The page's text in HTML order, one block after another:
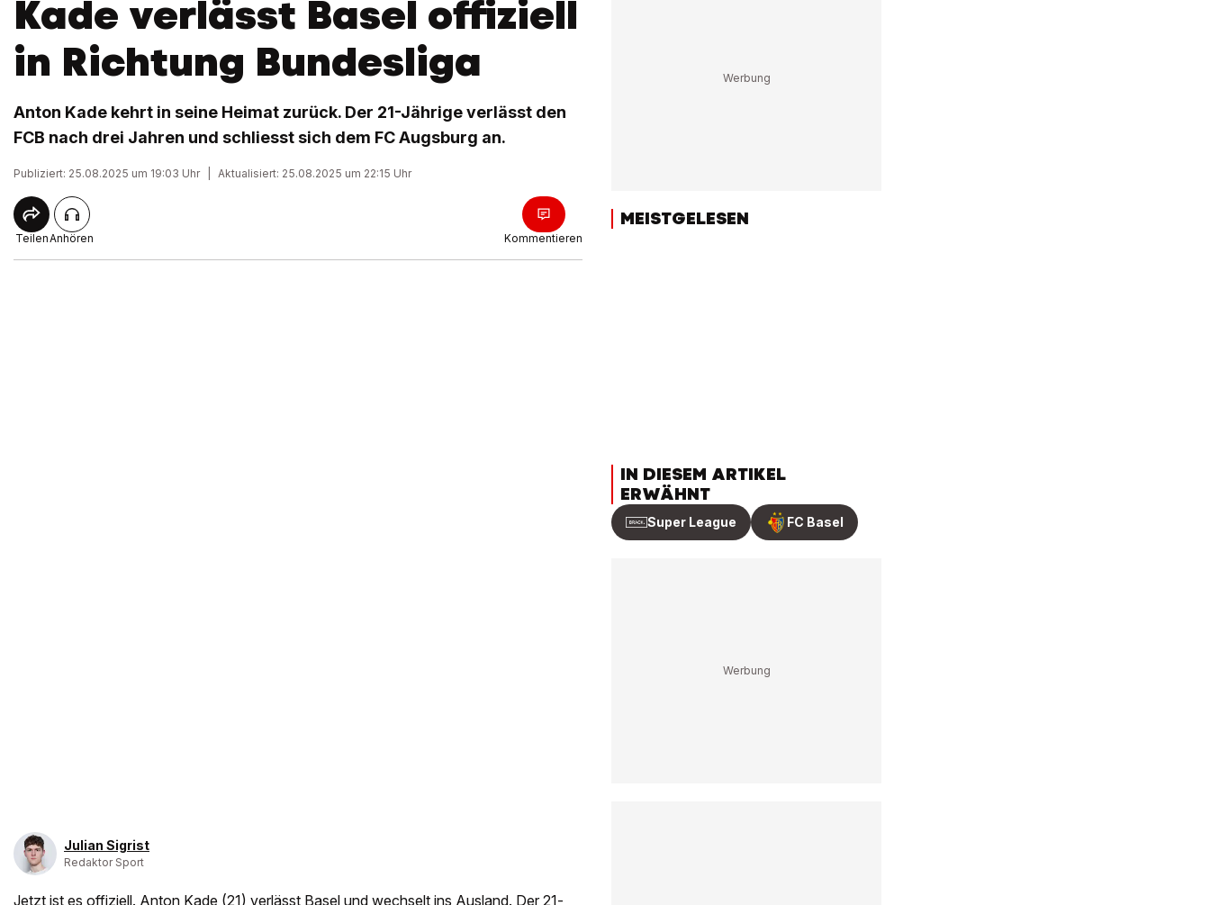
Kade verlässt Basel offiziell
in Richtung Bundesliga
Anton Kade kehrt in seine Heimat zurück. Der 21-Jährige verlässt den
FCB nach drei Jahren und schliesst sich dem FC Augsburg an.
Publiziert: 25.08.2025 um 19:03 Uhr Aktualisiert: 25.08.2025 um 22:15 Uhr
TeilenAnhören Kommentieren
Julian Sigrist
Redaktor Sport
Jetzt ist es offiziell. Anton Kade (21) verlässt Basel und wechselt ins Ausland. Der 21-
MEISTGELESEN
IN DIESEM ARTIKEL
ERWÄHNT
Super League FC Basel